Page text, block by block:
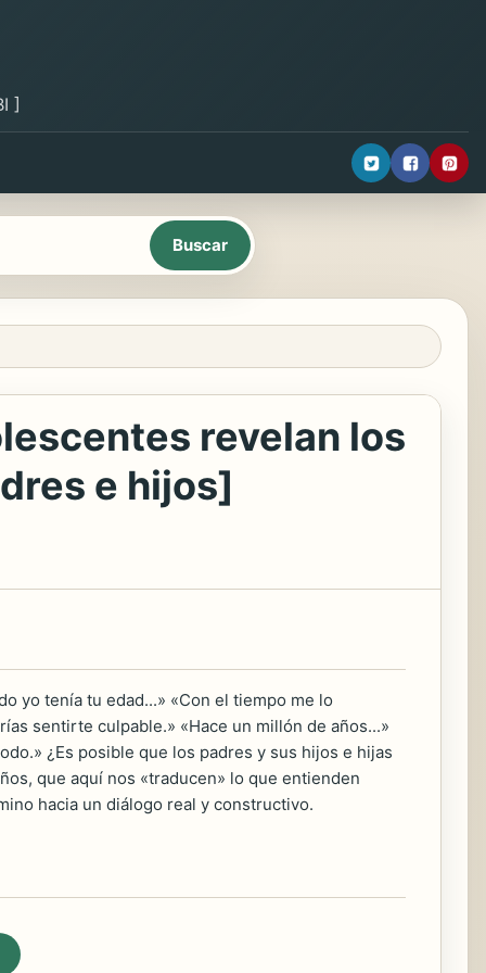
]
revelan los
e hijos]
yo tenía tu edad...» «Con el tiempo me lo
sentirte culpable.» «Hace un millón de años...»
¿Es posible que los padres y sus hijos e hijas
que aquí nos «traducen» lo que entienden
hacia un diálogo real y constructivo.